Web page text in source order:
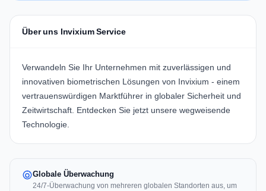
Über uns Invixium Service
Verwandeln Sie Ihr Unternehmen mit zuverlässigen und
innovativen biometrischen Lösungen von Invixium - einem
vertrauenswürdigen Marktführer in globaler Sicherheit und
Zeitwirtschaft. Entdecken Sie jetzt unsere wegweisende
Technologie.
Globale Überwachung
24/7-Überwachung von mehreren globalen Standorten aus, um